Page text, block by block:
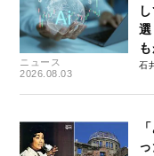
ニュース
2026.08.03
石